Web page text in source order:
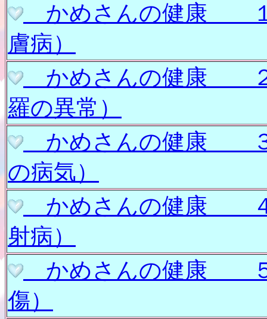
かめさんの健康
膚病）
かめさんの健康
羅の異常）
かめさんの健康
の病気）
かめさんの健康
射病）
かめさんの健康
傷）